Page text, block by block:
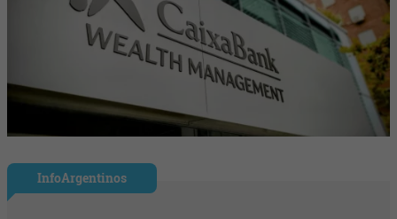
InfoArgentinos